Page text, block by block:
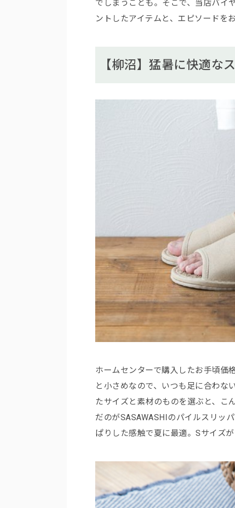
でしまうことも。そこで、当店バイ
ントしたアイテムと、エピソードを
【柳沼】猛暑に快適な
ホームセンターで購入したお手頃価
と小さめなので、いつも足に合わな
たサイズと素材のものを選ぶと、こ
だのがSASAWASHIのパイルスリッ
ぱりした感触で夏に最適。Sサイズ